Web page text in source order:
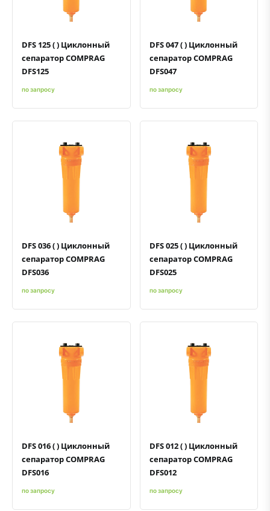
DFS 125 ( ) Циклонный
сепаратор COMPRAG
DFS125
по запросу
DFS 047 ( ) Циклонный
сепаратор COMPRAG
DFS047
по запросу
DFS 036 ( ) Циклонный
сепаратор COMPRAG
DFS036
по запросу
DFS 025 ( ) Циклонный
сепаратор COMPRAG
DFS025
по запросу
DFS 016 ( ) Циклонный
сепаратор COMPRAG
DFS016
по запросу
DFS 012 ( ) Циклонный
сепаратор COMPRAG
DFS012
по запросу